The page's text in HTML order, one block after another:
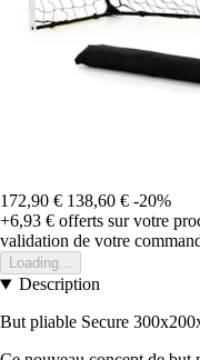
172,90 € 138,60 € -20%
+6,93 € offerts sur votre
validation de votre
Loading...
Description
But pliable Secure